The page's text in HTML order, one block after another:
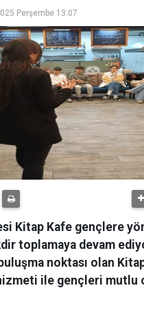
Perşembe 13:07
Kitap Kafe gençlere
toplamaya devam
noktası olan
ile gençleri mutlu